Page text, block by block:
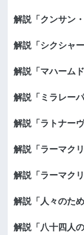
解説「クンサン
解説「シクシャ
解説「マハーム
解説「ミラレー
解説「ラトナーヴ
解説「ラーマク
解説「ラーマク
解説「人々のた
解説「八十四人